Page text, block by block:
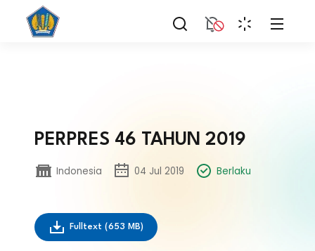
PERPRES 46 TAHUN 2019
Indonesia 04 Jul 2019 Berlaku
Fulltext (653 MB)